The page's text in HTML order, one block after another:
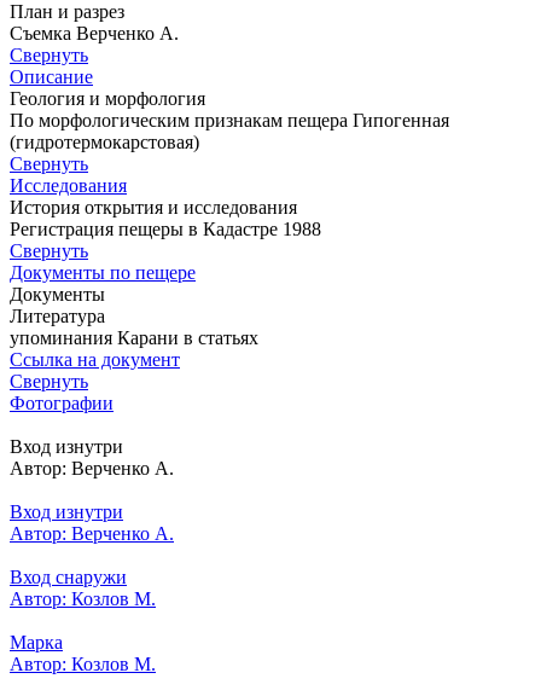
План и разрез
Съемка Верченко А.
Свернуть
Описание
Геология и морфология
По морфологическим признакам пещера Гипогенная
(гидротермокарстовая)
Свернуть
Исследования
История открытия и исследования
Регистрация пещеры в Кадастре 1988
Свернуть
Документы по пещере
Документы
Литература
упоминания Карани в статьях
Ссылка на документ
Свернуть
Фотографии
Вход изнутри
Автор: Верченко А.
Вход изнутри
Автор: Верченко А.
Вход снаружи
Автор: Козлов М.
Марка
Автор: Козлов М.